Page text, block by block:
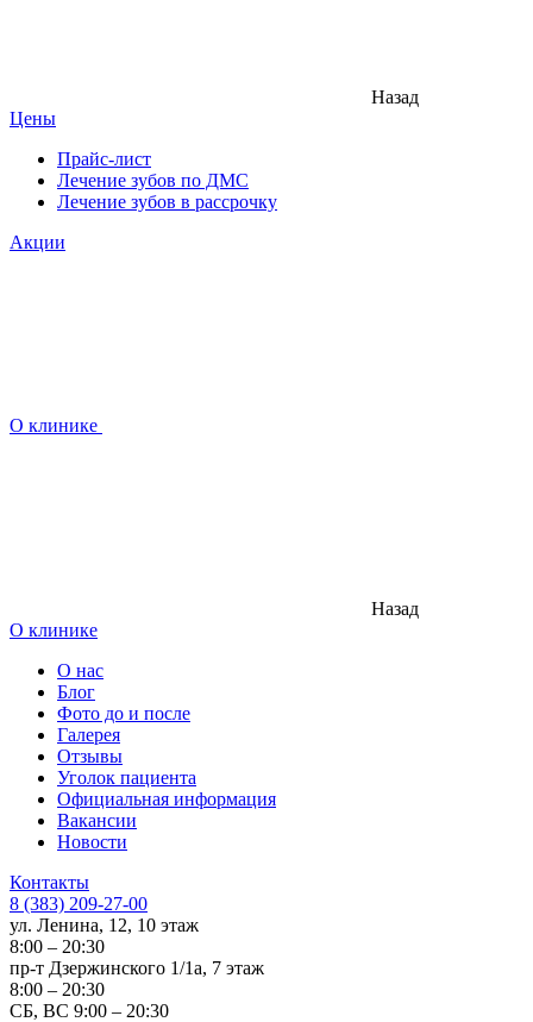
Назад
Цены
Прайс-лист
Лечение зубов по ДМС
Лечение зубов в рассрочку
Акции
О клинике
Назад
О клинике
О нас
Блог
Фото до и после
Галерея
Отзывы
Уголок пациента
Официальная информация
Вакансии
Новости
Контакты
8 (383) 209-27-00
ул. Ленина, 12, 10 этаж
8:00 – 20:30
пр-т Дзержинского 1/1а, 7 этаж
8:00 – 20:30
СБ, ВС 9:00 – 20:30